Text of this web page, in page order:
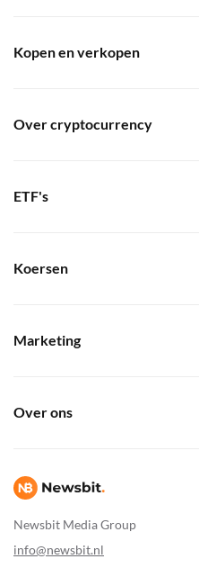
Newsbit Media Group
info@newsbit.nl
Kopen en verkopen
Over cryptocurrency
ETF's
Koersen
Marketing
Over ons